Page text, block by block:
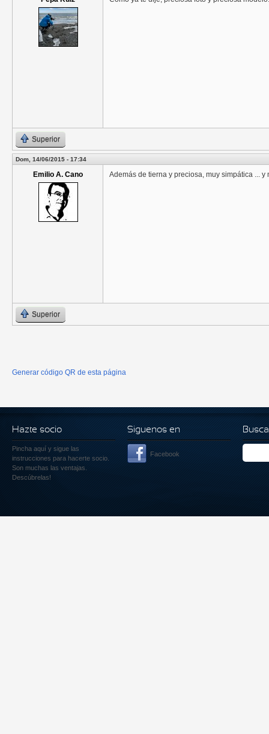
Superior
Dom, 14/06/2015 - 17:34
Emilio A. Cano Además de tierna y preciosa, muy simpática ...
Superior
Generar código QR de esta página
Hazte socio
Pincha aquí y sigue las
instrucciones para hacerte socio.
Son muchas las ventajas.
Descúbrelas!
Siguenos en
Facebook